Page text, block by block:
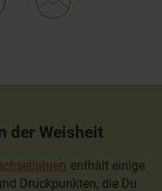
der Weisheit
enthält einige
Druckpunkten, die Du